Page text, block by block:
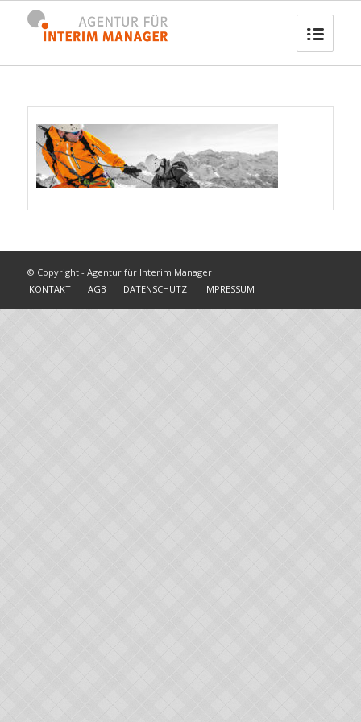
© Copyright - Agentur für Interim Manager
KONTAKT
AGB DATENSCHUTZ IMPRESSUM